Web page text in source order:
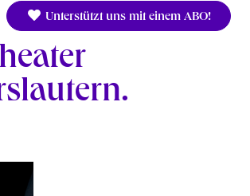
Unterstützt uns mit einem ABO!